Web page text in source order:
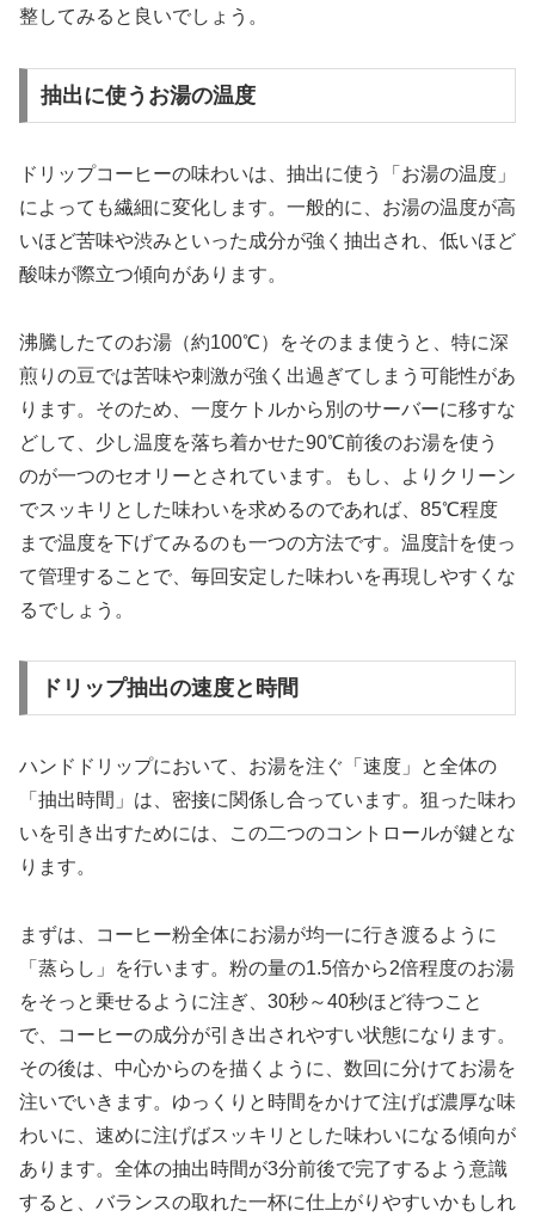
整してみると良いでしょう。
抽出に使うお湯の温度
ドリップコーヒーの味わいは、抽出に使う「お湯の温度」
によっても繊細に変化します。一般的に、お湯の温度が高
いほど苦味や渋みといった成分が強く抽出され、低いほど
酸味が際立つ傾向があります。
沸騰したてのお湯（約100℃）をそのまま使うと、特に深
煎りの豆では苦味や刺激が強く出過ぎてしまう可能性があ
ります。そのため、一度ケトルから別のサーバーに移すな
どして、少し温度を落ち着かせた90℃前後のお湯を使う
のが一つのセオリーとされています。もし、よりクリーン
でスッキリとした味わいを求めるのであれば、85℃程度
まで温度を下げてみるのも一つの方法です。温度計を使っ
て管理することで、毎回安定した味わいを再現しやすくな
るでしょう。
ドリップ抽出の速度と時間
ハンドドリップにおいて、お湯を注ぐ「速度」と全体の
「抽出時間」は、密接に関係し合っています。狙った味わ
いを引き出すためには、この二つのコントロールが鍵とな
ります。
まずは、コーヒー粉全体にお湯が均一に行き渡るように
「蒸らし」を行います。粉の量の1.5倍から2倍程度のお湯
をそっと乗せるように注ぎ、30秒～40秒ほど待つこと
で、コーヒーの成分が引き出されやすい状態になります。
その後は、中心からのを描くように、数回に分けてお湯を
注いでいきます。ゆっくりと時間をかけて注げば濃厚な味
わいに、速めに注げばスッキリとした味わいになる傾向が
あります。全体の抽出時間が3分前後で完了するよう意識
すると、バランスの取れた一杯に仕上がりやすいかもしれ